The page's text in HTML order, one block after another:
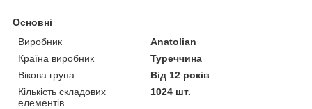
Основні
Виробник
Anatolian
Країна виробник
Туреччина
Вікова група
Від 12 років
Кількість складових
елементів
1024 шт.